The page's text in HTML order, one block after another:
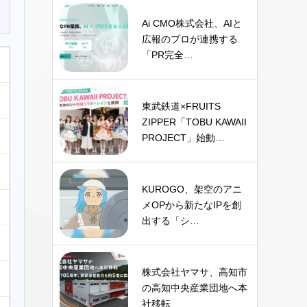
Ai CMO株式会社、AIと
広報のプロが連携する
「PR完全…
東武鉄道×FRUITS
ZIPPER「TOBU KAWAII
PROJECT」始動…
KUROGO、架空のアニ
メOPから新たなIPを創
出する「シ…
株式会社ヤマサ、高知市
の高知中央産業団地へ本
社移転